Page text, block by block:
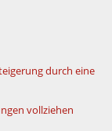
durch eine
vollziehen